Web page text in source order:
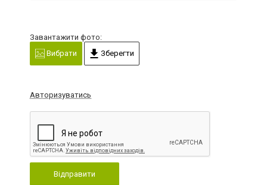
Завантажити фото:
Вибрати
Зберегти
Авторизуватись
Відправити